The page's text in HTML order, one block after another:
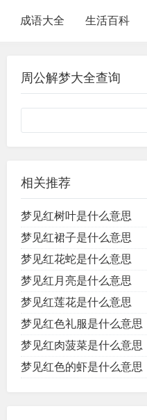
成语大全 生活百科
周公解梦大全查询
相关推荐
梦见红树叶是什么意思
梦见红裙子是什么意思
梦见红花蛇是什么意思
梦见红月亮是什么意思
梦见红莲花是什么意思
梦见红色礼服是什么意思
梦见红肉菠菜是什么意思
梦见红色的虾是什么意思